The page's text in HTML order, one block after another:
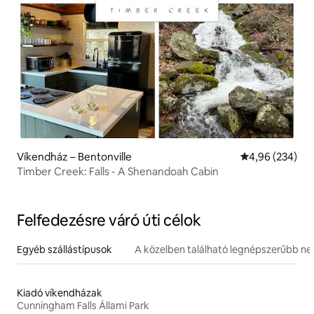
Víkendház – Bentonville Átlagos
4,96 (234)
Timber Creek: Falls - A Shenandoah Cabin
Felfedezésre váró úti célok
Egyéb szállástípusok A közelben található legnépszerűbb
Kiadó víkendházak
Cunningham Falls Állami Park